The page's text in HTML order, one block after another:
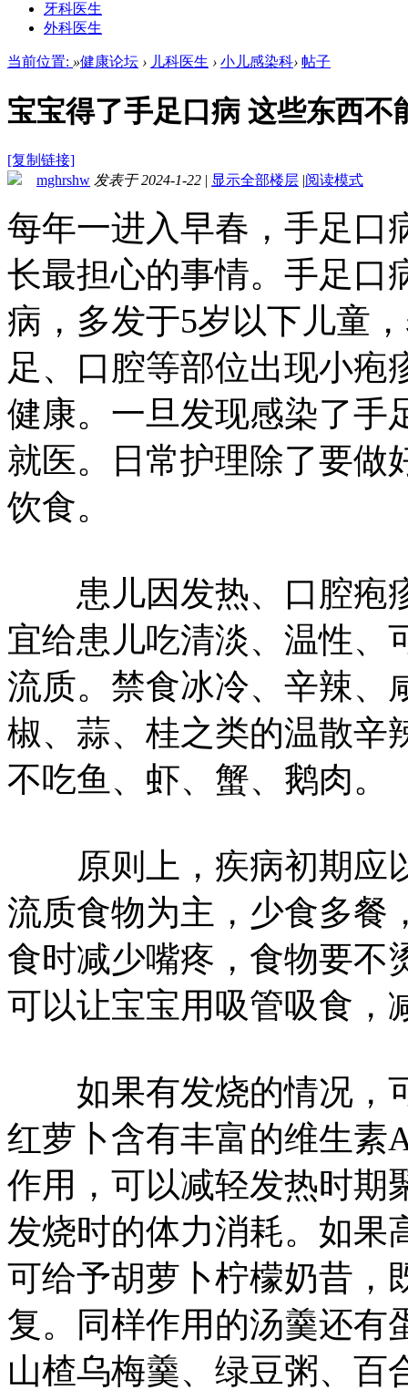
牙科医生
外科医生
当前位置: »健康论坛 › 儿科医生 › 小儿感染科› 帖子
宝宝得了手足口病 这些东西不
[复制链接]
mghrshw 发表于 2024-1-22 | 显示全部楼层 |阅读模式
每年一进入早春，手足口
长最担心的事情。手足口
病，多发于5岁以下儿童
足、口腔等部位出现小疱
健康。一旦发现感染了手
就医。日常护理除了要做
饮食。
患儿因发热、口腔疱
宜给患儿吃清淡、温性、
流质。禁食冰冷、辛辣、
椒、蒜、桂之类的温散辛
不吃鱼、虾、蟹、鹅肉。
原则上，疾病初期应
流质食物为主，少食多餐
食时减少嘴疼，食物要不
可以让宝宝用吸管吸食，
如果有发烧的情况，
红萝卜含有丰富的维生素
作用，可以减轻发热时期
发烧时的体力消耗。如果
可给予胡萝卜柠檬奶昔，
复。同样作用的汤羹还有
山楂乌梅羹、绿豆粥、百